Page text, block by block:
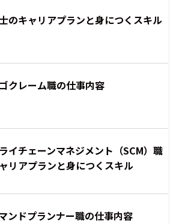
のキャリアプランと身につくスキル
クレーム職の仕事内容
イチェーンマネジメント（SCM）職
リアプランと身につくスキル
ンドプランナー職の仕事内容